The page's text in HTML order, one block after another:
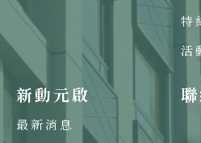
特
活
新動元啟
最新消息